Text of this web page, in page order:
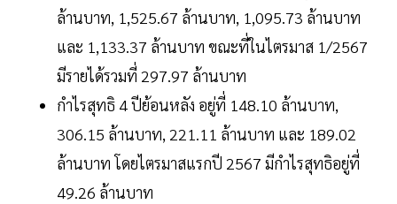
ล้านบาท, 1,525.67 ล้านบาท, 1,095.73 ล้านบาท
และ 1,133.37 ล้านบาท ขณะที่ในไตรมาส 1/2567
มีรายได้รวมที่ 297.97 ล้านบาท
กำไรสุทธิ 4 ปีย้อนหลัง อยู่ที่ 148.10 ล้านบาท,
306.15 ล้านบาท, 221.11 ล้านบาท และ 189.02
ล้านบาท โดยไตรมาสแรกปี 2567 มีกำไรสุทธิอยู่ที่
49.26 ล้านบาท